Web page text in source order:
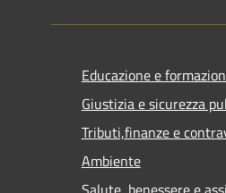
Educazione e
Giustizia e sicurezza
Tributi,finanze e
Ambiente